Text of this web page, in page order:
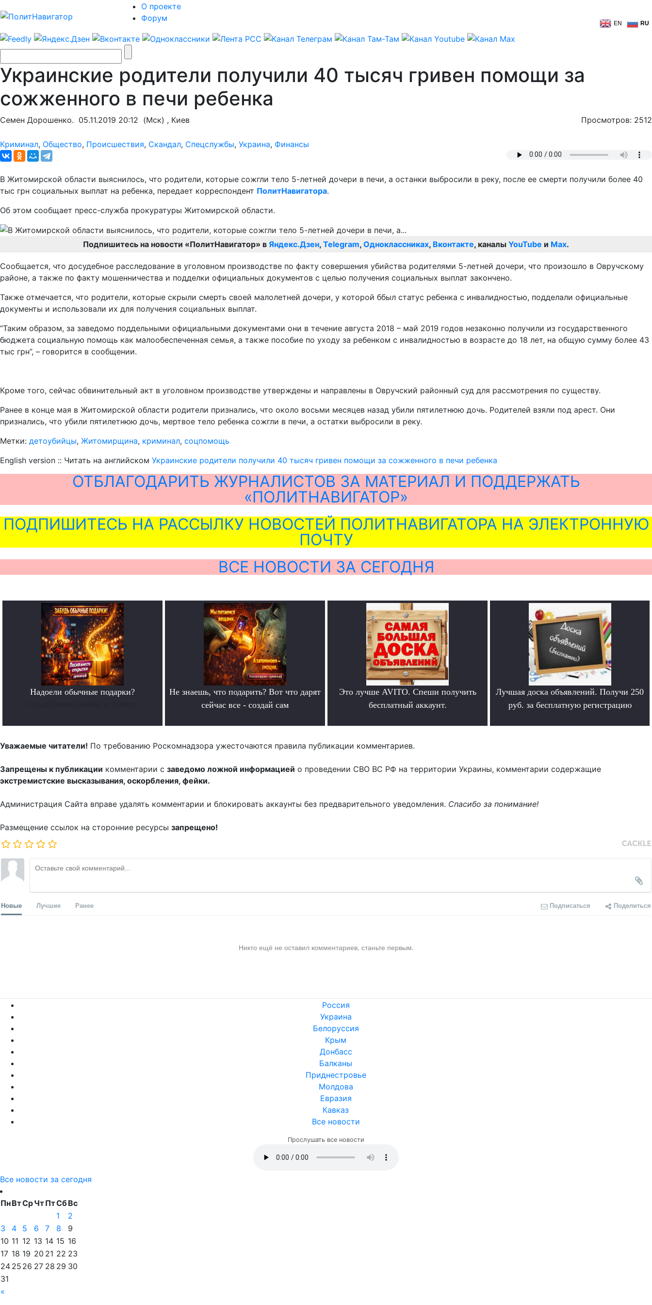
О проекте
Форум
EN RU
Украинские родители получили 40 тысяч гривен помощи за
сожженного в печи ребенка
Семен Дорошенко. 05.11.2019 20:12 (Мск) , Киев Просмотров: 2512
Криминал, Общество, Происшествия, Скандал, Спецслужбы, Украина, Финансы
В Житомирской области выяснилось, что родители, которые сожгли тело 5-летней дочери в печи, а останки выбросили в реку, после ее смерти получили более 40
тыс грн социальных выплат на ребенка, передает корреспондент ПолитНавигатора.
Об этом сообщает пресс-служба прокуратуры Житомирской области.
Подпишитесь на новости «ПолитНавигатор» в Яндекс.Дзен, Telegram, Одноклассниках, Вконтакте, каналы YouTube и Max.
Сообщается, что досудебное расследование в уголовном производстве по факту совершения убийства родителями 5-летней дочери, что произошло в Овручскому
районе, а также по факту мошенничества и подделки официальных документов с целью получения социальных выплат закончено.
Также отмечается, что родители, которые скрыли смерть своей малолетней дочери, у которой ббыл статус ребенка с инвалидностью, подделали официальные
документы и использовали их для получения социальных выплат.
“Таким образом, за заведомо поддельными официальными документами они в течение августа 2018 – май 2019 годов незаконно получили из государственного
бюджета социальную помощь как малообеспеченная семья, а также пособие по уходу за ребенком с инвалидностью в возрасте до 18 лет, на общую сумму более 43
тыс грн”, – говорится в сообщении.
Кроме того, сейчас обвинительный акт в уголовном производстве утверждены и направлены в Овручский районный суд для рассмотрения по существу.
Ранее в конце мая в Житомирской области родители признались, что около восьми месяцев назад убили пятилетнюю дочь. Родителей взяли под арест. Они
признались, что убили пятилетнюю дочь, мертвое тело ребенка сожгли в печи, а остатки выбросили в реку.
Метки: детоубийцы, Житомирщина, криминал, соцпомощь
English version :: Читать на английском Украинские родители получили 40 тысяч гривен помощи за сожженного в печи ребенка
ОТБЛАГОДАРИТЬ ЖУРНАЛИСТОВ ЗА МАТЕРИАЛ И ПОДДЕРЖАТЬ
«ПОЛИТНАВИГАТОР»
ПОДПИШИТЕСЬ НА РАССЫЛКУ НОВОСТЕЙ ПОЛИТНАВИГАТОРА НА ЭЛЕКТРОННУЮ
ПОЧТУ
ВСЕ НОВОСТИ ЗА СЕГОДНЯ
Надоели обычные подарки?
Не знаешь, что подарить? Вот что дарят
сейчас все - создай сам
Это лучше AVITO. Спеши получить
бесплатный аккаунт.
Лучшая доска объявлений. Получи 250
руб. за бесплатную регистрацию
Уважаемые читатели! По требованию Роскомнадзора ужесточаются правила публикации комментариев.
Запрещены к публикации комментарии с заведомо ложной информацией о проведении СВО ВС РФ на территории Украины, комментарии содержащие
экстремистские высказывания, оскорбления, фейки.
Администрация Сайта вправе удалять комментарии и блокировать аккаунты без предварительного уведомления. Спасибо за понимание!
Размещение ссылок на сторонние ресурсы запрещено!
Новые Лучшие Ранее Подписаться Поделиться
Никто ещё не оставил комментариев, станьте первым.
Россия
Украина
Белоруссия
Крым
Донбасс
Балканы
Приднестровье
Молдова
Евразия
Кавказ
Все новости
Прослушать все новости
Все новости за сегодня
ПнВтСрЧтПтСбВс
«
1
2
3
4 5 6 7 8
9
10 11 12 13 14 15 16
17 18 19 20 21 22 23
24 25 26 27 28 29 30
31